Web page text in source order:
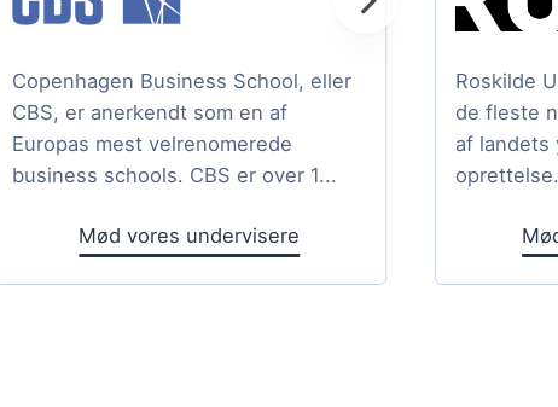
Copenhagen Business School, eller
CBS, er anerkendt som en af
Europas mest velrenomerede
business schools. CBS er over 1...
Mød vores undervisere
Roskilde
de fleste
af landets